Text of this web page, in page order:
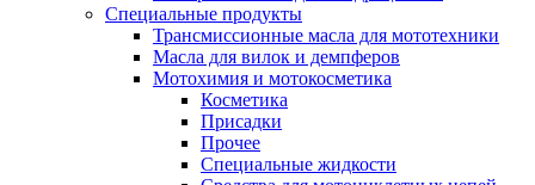
Специальные продукты
Трансмиссионные масла для мототехники
Масла для вилок и демпферов
Мотохимия и мотокосметика
Косметика
Присадки
Прочее
Специальные жидкости